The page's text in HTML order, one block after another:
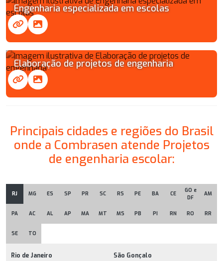
Engenharia especializada em escolas
Elaboração de projetos de engenharia
Principais cidades e regiões do Brasil
onde a Combrasen atende Projetos
de engenharia escolar:
RJ MG ES SP PR SC RS PE BA CE
GO e
DF
AM
PA AC AL AP MA MT MS PB PI RN RO RR
SE TO
Rio de Janeiro São Gonçalo